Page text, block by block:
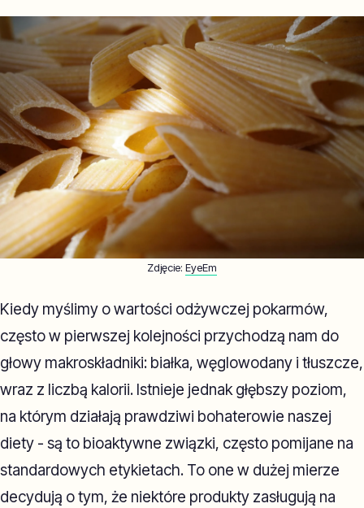
Zdjęcie: EyeEm
Kiedy myślimy o wartości odżywczej pokarmów,
często w pierwszej kolejności przychodzą nam do
głowy makroskładniki: białka, węglowodany i tłuszcze,
wraz z liczbą kalorii. Istnieje jednak głębszy poziom,
na którym działają prawdziwi bohaterowie naszej
diety - są to bioaktywne związki, często pomijane na
standardowych etykietach. To one w dużej mierze
decydują o tym, że niektóre produkty zasługują na